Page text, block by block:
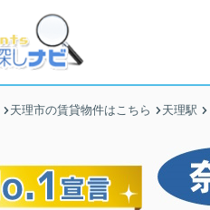
天理市の賃貸物件はこちら 天理駅